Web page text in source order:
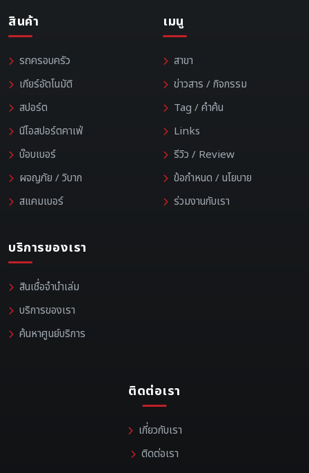
สินค้า
รถครอบครัว
เกียร์อัตโนมัติ
สปอร์ต
นีโอสปอร์ตคาเฟ่
บ๊อบเบอร์
ผจญภัย / วิบาก
สแคมเบอร์
เมนู
สาขา
ข่าวสาร / กิจกรรม
Tag / คำค้น
Links
รีวิว / Review
ข้อกำหนด / นโยบาย
ร่วมงานกับเรา
บริการของเรา
สินเชื่อจำนำเล่ม
บริการของเรา
ค้นหาศูนย์บริการ
ติดต่อเรา
เกี่ยวกับเรา
ติดต่อเรา